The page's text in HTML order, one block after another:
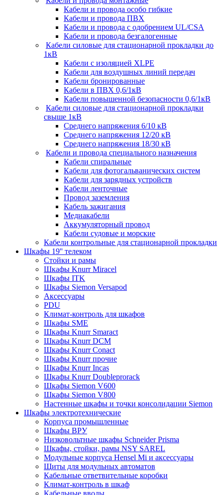
Кабели и провода особо гибкие
Кабели и провода ПВХ
Кабели и провода с одобрением UL/CSA
Кабели и провода безгалогенные
Кабели силовые для стационарной прокладки до
1кВ
Кабели c изоляцией XLPE
Кабели для воздушных линий передач
Кабели бронированные
Кабели в ПВХ 0,6/1кВ
Кабели повышенной безопасности 0,6/1кВ
Кабели силовые для стационарной прокладки
свыше 1кВ
Среднего напряжения 6/10 кВ
Среднего напряжения 12/20 кВ
Среднего напряжения 18/30 кВ
Кабели и провода специального назначения
Кабели спиральные
Кабели для фотогальванических систем
Кабели для зарядных устройств
Кабели ленточные
Провод заземления
Кабель зажигания
Медиакабели
Аккумуляторный провод
Кабели судовые и морские
Кабели контрольные для стационарной прокладки
Шкафы 19'' телеком
Стойки и рамы
Шкафы Knurr Miracel
Шкафы ITK
Шкафы Siemon Versapod
Аксессуары
PDU
Климат-контроль для шкафов
Шкафы SME
Шкафы Knurr Smaract
Шкафы Knurr DCM
Шкафы Knurr Conact
Шкафы Knurr прочие
Шкафы Knurr Incas
Шкафы Knurr Doubleprorack
Шкафы Siemon V600
Шкафы Siemon V800
Настенные шкафы и точки консолидации Siemon
Шкафы электротехнические
Корпуса промышленные
Шкафы ВРУ
Низковольтные шкафы Schneider Prisma
Шкафы, стойки, рамы NSY SAREL
Модульные корпуса Hensel Mi и аксессуары
Щиты для модульных автоматов
Кабельные ответвительные коробки
Климат-контроль в шкаф
Кабельные вводы